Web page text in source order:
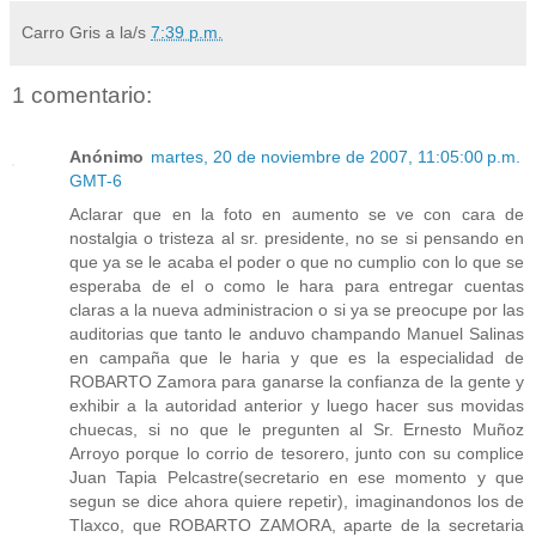
Carro Gris a la/s 7:39 p.m.
1 comentario:
Anónimo martes, 20 de noviembre de 2007, 11:05:00 p.m.
GMT-6
Aclarar que en la foto en aumento se ve con cara de
nostalgia o tristeza al sr. presidente, no se si pensando en
que ya se le acaba el poder o que no cumplio con lo que se
esperaba de el o como le hara para entregar cuentas
claras a la nueva administracion o si ya se preocupe por las
auditorias que tanto le anduvo champando Manuel Salinas
en campaña que le haria y que es la especialidad de
ROBARTO Zamora para ganarse la confianza de la gente y
exhibir a la autoridad anterior y luego hacer sus movidas
chuecas, si no que le pregunten al Sr. Ernesto Muñoz
Arroyo porque lo corrio de tesorero, junto con su complice
Juan Tapia Pelcastre(secretario en ese momento y que
segun se dice ahora quiere repetir), imaginandonos los de
Tlaxco, que ROBARTO ZAMORA, aparte de la secretaria